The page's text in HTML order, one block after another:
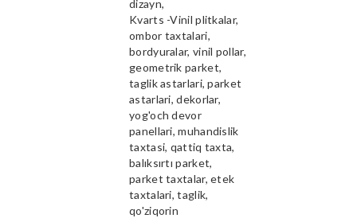
dizayn,
Kvarts -Vinil plitkalar,
ombor taxtalari,
bordyuralar, vinil pollar,
geometrik parket,
taglik astarlari, parket
astarlari, dekorlar,
yog'och devor
panellari, muhandislik
taxtasi, qattiq taxta,
balıksırtı parket,
parket taxtalar, etek
taxtalari, taglik,
qo'ziqorin